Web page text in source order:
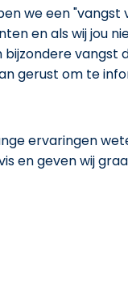
we een "vangst
en als wij jou
vangst
gerust om te
ervaringen
en geven wij